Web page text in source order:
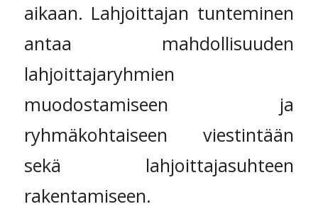
aikaan. Lahjoittajan tunteminen
antaa mahdollisuuden
lahjoittajaryhmien
muodostamiseen ja
ryhmäkohtaiseen viestintään
sekä lahjoittajasuhteen
rakentamiseen.